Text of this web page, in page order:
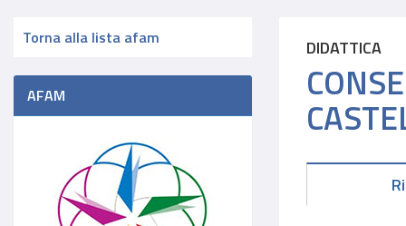
Torna alla lista afam
AFAM
DIDATTICA